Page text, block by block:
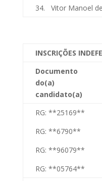
34. Vitor Manoel
INSCRIÇÕES
Documento
do(a)
candidato(a)
RG: **25169**
RG: **6790**
RG: **96079**
RG: **05764**